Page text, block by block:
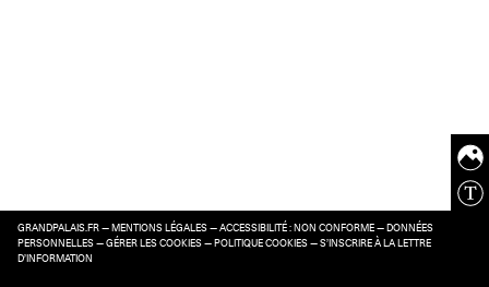
GRANDPALAIS.FR — MENTIONS LÉGALES — ACCESSIBILITÉ : NON CONFORME — DONNÉES
PERSONNELLES — GÉRER LES COOKIES — POLITIQUE COOKIES — S’INSCRIRE À LA LETTRE
D’INFORMATION